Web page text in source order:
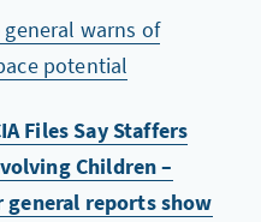
general warns of
potential
Files Say Staffers
Children –
general reports show